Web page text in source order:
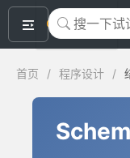
okeyTool
首页 / 程序设计 /